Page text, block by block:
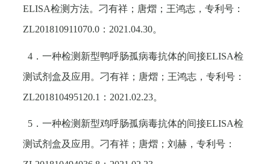
ELISA检测方法。刁有祥；唐熠；王鸿志，专利号：
ZL201810911070.0： 2021.04.30。
4．一种检测新型鸭呼肠孤病毒抗体的间接ELISA检
测试剂盒及应用。刁有祥；唐熠；王鸿志，专利号：
ZL201810495120.1 ： 2021.02.23。
5．一种检测新型鸡呼肠孤病毒抗体的间接ELISA检
测试剂盒及应用。刁有祥；唐熠；刘赫，专利号：